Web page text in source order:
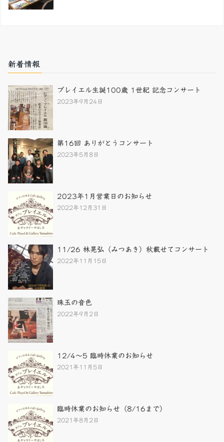
新着情報
プレイエル生誕100歳 1世紀 記念コンサート
2023年9月24日
第16回 ありがとうコンサート
2023年5月8日
2023年1月営業日のお知らせ
2022年12月31日
11/26 林晃弘（みつあき）秋載せてコンサート
2022年11月15日
珠玉の音色
2022年9月2日
12/4～5 臨時休業のお知らせ
2021年11月5日
臨時休業のお知らせ（8/16まで）
2021年8月2日